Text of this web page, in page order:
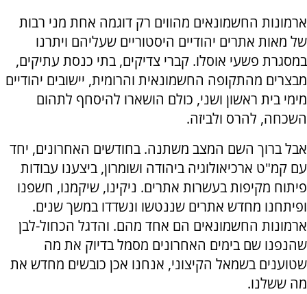
ארמונות החשמונאים מהווים רק דוגמה אחת מני רבות
של מאות אתרים יהודיים היסטוריים שעליהם ויתרנו
במסגרת פשעי אוסלו. קברי צדיקים, בתי כנסת עתיקים,
מבצרים מהתקופה החשמונאית והרומית, יישובים יהודיים
מימי בית ראשון ושני, כולם הושארו להיסחף לתהום
השכחה, להרס ולביזה.
אבל ברוך השם המצב משתנה. בחודשים האחרונים, יחד
עם קמ"ט ארכיאולוגיה ביהודה ושומרון, ביצענו עבודות
פיתוח מקיפות בעשרות אתרים. ניקינו, שיקמנו, חשפנו
ופיתחנו מחדש אתרים שננטשו ונשדדו במשך שנים.
ארמונות החשמונאים הם אחד מהם. והדגל הכחול-לבן
שהנפנו שם בימים האחרונים מסמל בדיוק את מה
שטוענים בשמאל הקיצוני, אנחנו אכן כובשים מחדש את
מה ששלנו.